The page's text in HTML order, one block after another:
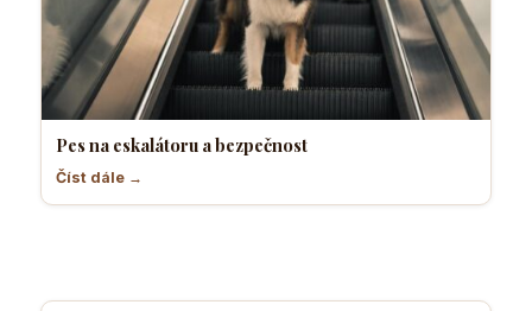
Pes na eskalátoru a bezpečnost
Číst dále →